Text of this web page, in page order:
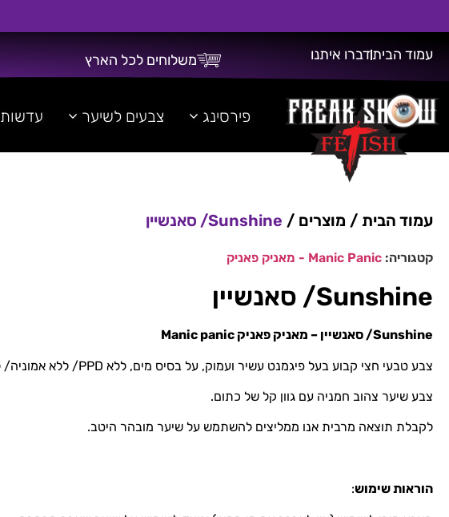
משלוח חינם על כל רכישה מעל 300 ש"ח!
עמוד הביתדברו איתנו משלוחים לכל הארץ
פירסינג צבעים לשיער עדשות
עמוד הבית / מוצרים / Sunshine/ סאנשיין
קטגוריה: Manic Panic - מאניק פאניק
Sunshine/ סאנשיין
Sunshine/ סאנשיין – מאניק פאניק Manic panic
צבע טבעי חצי קבוע בעל פיגמנט עשיר ועמוק, על בסיס מים, ללא PPD/ ללא אמוניה/ ללא חמצן. כמות 118ml.
צבע שיער צהוב חמניה עם גוון קל של כתום.
לקבלת תוצאה מרבית אנו ממליצים להשתמש על שיער מובהר היטב.
הוראות שימוש: